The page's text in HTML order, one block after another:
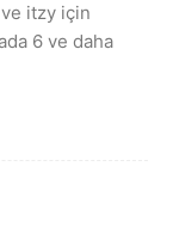
itzy için
6 ve daha